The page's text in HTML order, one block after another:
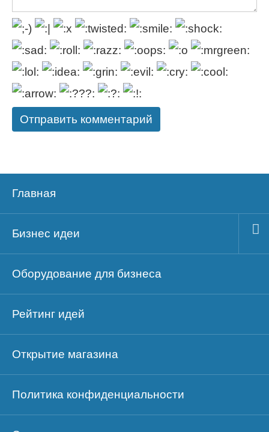
Главная
Бизнес идеи
Оборудование для бизнеса
Рейтинг идей
Открытие магазина
Политика конфиденциальности